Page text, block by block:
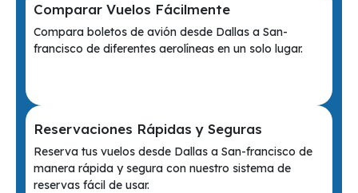
Comparar Vuelos Fácilmente
Compara boletos de avión desde Dallas a San-
francisco de diferentes aerolíneas en un solo lugar.
Reservaciones Rápidas y Seguras
Reserva tus vuelos desde Dallas a San-francisco de
manera rápida y segura con nuestro sistema de
reservas fácil de usar.